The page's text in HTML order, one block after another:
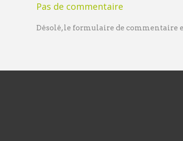
Pas de commentaire
Désolé, le formulaire de commentaire